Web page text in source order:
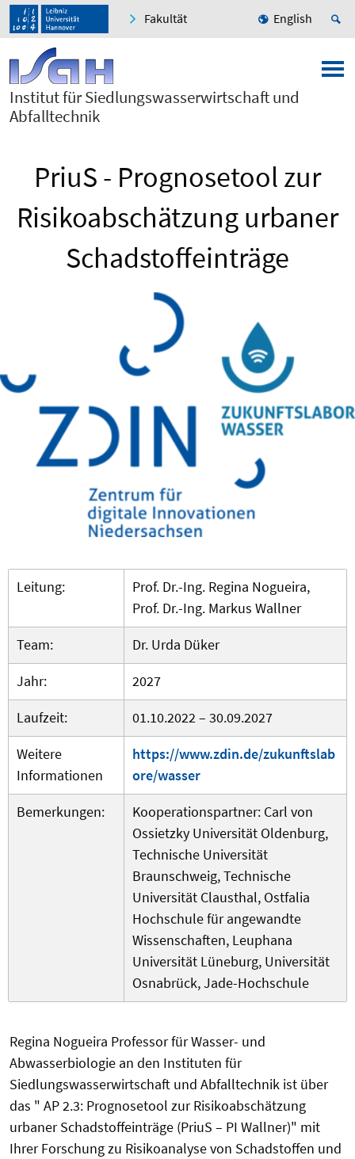
Fakultät English
Institut für Siedlungswasserwirtschaft und
Abfalltechnik
PriuS - Prognosetool zur
Risikoabschätzung urbaner
Schadstoffeinträge
Leitung:
Prof. Dr.-Ing. Regina Nogueira,
Prof. Dr.-Ing. Markus Wallner
Team:
Dr. Urda Düker
Jahr:
2027
Laufzeit:
01.10.2022 – 30.09.2027
Weitere
Informationen
https://www.zdin.de/zukunftslab
ore/wasser
Bemerkungen:
Kooperationspartner: Carl von
Ossietzky Universität Oldenburg,
Technische Universität
Braunschweig, Technische
Universität Clausthal, Ostfalia
Hochschule für angewandte
Wissenschaften, Leuphana
Universität Lüneburg, Universität
Osnabrück, Jade-Hochschule
Regina Nogueira Professor für Wasser- und
Abwasserbiologie an den Instituten für
Siedlungswasserwirtschaft und Abfalltechnik ist über
das " AP 2.3: Prognosetool zur Risikoabschätzung
urbaner Schadstoffeinträge (PriuS – PI Wallner)" mit
Ihrer Forschung zu Risikoanalyse von Schadstoffen und